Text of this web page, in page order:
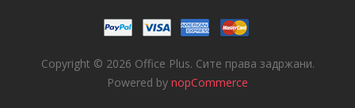
Copyright © 2026 Office Plus. Сите права задржани.
Powered by nopCommerce